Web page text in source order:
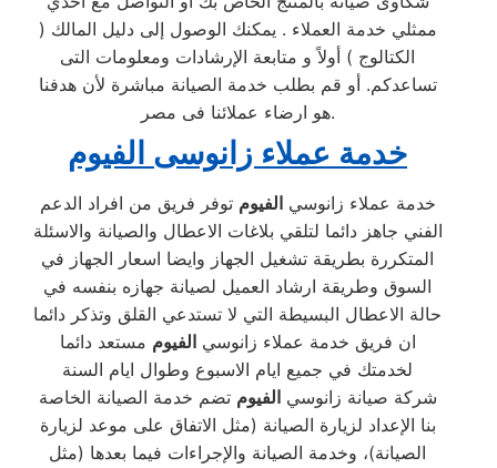
ممثلي خدمة العملاء . يمكنك الوصول إلى دليل المالك (
الكتالوج ) أولاً و متابعة الإرشادات ومعلومات التى
تساعدكم. أو قم بطلب خدمة الصيانة مباشرة لأن هدفنا
هو ارضاء عملائنا فى مصر.
خدمة عملاء زانوسى الفيوم
خدمة عملاء زانوسيالفيوم توفر فريق من افراد الدعم
الفني جاهز دائما لتلقي بلاغات الاعطال والصيانة والاسئلة
المتكررة بطريقة تشغيل الجهاز وايضا اسعار الجهاز في
السوق وطريقة ارشاد العميل لصيانة جهازه بنفسه في
حالة الاعطال البسيطة التي لا تستدعي القلق وتذكر دائما
ان فريق خدمة عملاء زانوسيالفيوم مستعد دائما
لخدمتك في جميع ايام الاسبوع وطوال ايام السنة
شركة صيانة زانوسيالفيوم تضم خدمة الصيانة الخاصة
بنا الإعداد لزيارة الصيانة (مثل الاتفاق على موعد لزيارة
الصيانة)، وخدمة الصيانة والإجراءات فيما بعدها (مثل